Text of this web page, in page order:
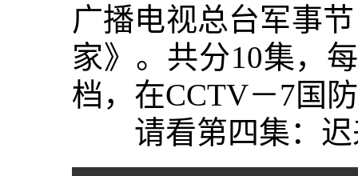
广播电视总台军事
家》。共分10集，
档，在CCTV－7国
请看第四集：迟